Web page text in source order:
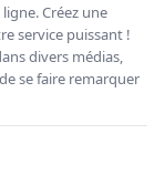
Créez une
service puissant !
divers médias,
se faire remarquer